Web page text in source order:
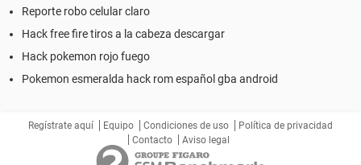
Reporte robo celular claro
Hack free fire tiros a la cabeza descargar
Hack pokemon rojo fuego
Pokemon esmeralda hack rom español gba android
Regístrate aquí Equipo Condiciones de uso
Política de privacidad
Contacto
Aviso legal